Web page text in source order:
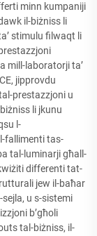
minn kumpaniji
il-biżniss li
stimulu filwaqt li
mill-laboratorji ta’
jipprovdu
prestazzjoni u
li jkunu
l-
fallimenti tas-
tal-luminarji għall-
differenti tat-
jew il-baħar
u s-sistemi
b’għoli
tal-biżniss, il-